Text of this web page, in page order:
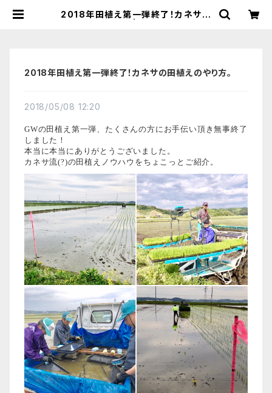
2018年田植え第一弾終了！カネサの
2018年田植え第一弾終了！カネサの田植えのやり方。
2018/05/08 12:20
GWの田植え第一弾、たくさんの方にお手伝い頂き無事終了
しました！
本当に本当にありがとうございました。
カネサ流(?)の田植えノウハウをちょこっとご紹介。